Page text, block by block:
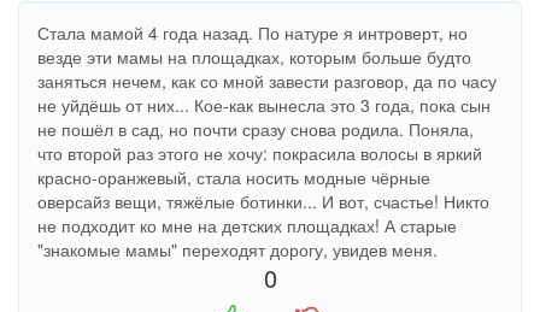
Стала мамой 4 года назад. По натуре я интроверт, но
везде эти мамы на площадках, которым больше будто
заняться нечем, как со мной завести разговор, да по часу
не уйдёшь от них... Кое-как вынесла это 3 года, пока сын
не пошёл в сад, но почти сразу снова родила. Поняла,
что второй раз этого не хочу: покрасила волосы в яркий
красно-оранжевый, стала носить модные чёрные
оверсайз вещи, тяжёлые ботинки... И вот, счастье! Никто
не подходит ко мне на детских площадках! А старые
"знакомые мамы" переходят дорогу, увидев меня.
0